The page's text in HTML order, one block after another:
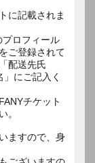
に記載されま
プロフィール
ご登録されて
配送先氏
にご記入く
チケット
い。
ますので、身